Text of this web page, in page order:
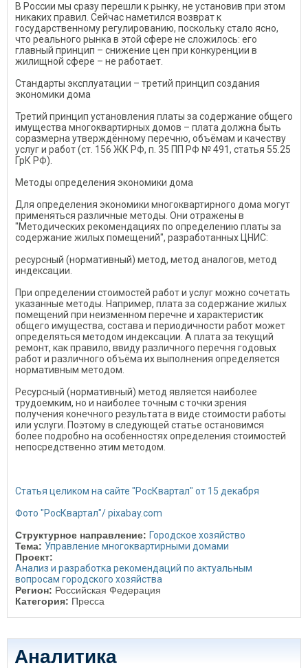
В России мы сразу перешли к рынку, не установив при этом
никаких правил. Сейчас наметился возврат к
государственному регулированию, поскольку стало ясно,
что реального рынка в этой сфере не сложилось: его
главный принцип – снижение цен при конкуренции в
жилищной сфере – не работает.
Стандарты эксплуатации – третий принцип создания
экономики дома
Третий принцип установления платы за содержание общего
имущества многоквартирных домов – плата должна быть
соразмерна утверждённому перечню, объёмам и качеству
услуг и работ (ст. 156 ЖК РФ, п. 35 ПП РФ № 491, статья 55.25
ГрК РФ).
Методы определения экономики дома
Для определения экономики многоквартирного дома могут
применяться различные методы. Они отражены в
"Методических рекомендациях по определению платы за
содержание жилых помещений", разработанных ЦНИС:
ресурсный (нормативный) метод, метод аналогов, метод
индексации.
При определении стоимостей работ и услуг можно сочетать
указанные методы. Например, плата за содержание жилых
помещений при неизменном перечне и характеристик
общего имущества, состава и периодичности работ может
определяться методом индексации. А плата за текущий
ремонт, как правило, ввиду различного перечня годовых
работ и различного объёма их выполнения определяется
нормативным методом.
Ресурсный (нормативный) метод является наиболее
трудоемким, но и наиболее точным с точки зрения
получения конечного результата в виде стоимости работы
или услуги. Поэтому в следующей статье остановимся
более подробно на особенностях определения стоимостей
непосредственно этим методом.
Статья целиком на сайте "РосКвартал" от 15 декабря
Фото "РосКвартал"/ pixabay.com
Структурное направление: Городское хозяйство
Тема: Управление многоквартирными домами
Проект:
Анализ и разработка рекомендаций по актуальным
вопросам городского хозяйства
Регион: Российская Федерация
Категория: Пресса
Аналитика